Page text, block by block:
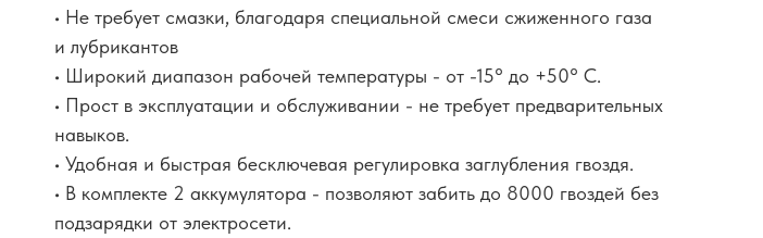
• Не требует смазки, благодаря специальной смеси сжиженного газа
и лубрикантов
• Широкий диапазон рабочей температуры - от -15° до +50° С.
• Прост в эксплуатации и обслуживании - не требует предварительных
навыков.
• Удобная и быстрая бесключевая регулировка заглубления гвоздя.
• В комплекте 2 аккумулятора - позволяют забить до 8000 гвоздей без
подзарядки от электросети.